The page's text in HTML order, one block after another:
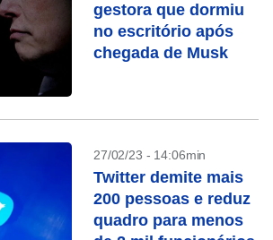
gestora que dormiu
no escritório após
chegada de Musk
27/02/23 - 14:06min
Twitter demite mais
200 pessoas e reduz
quadro para menos